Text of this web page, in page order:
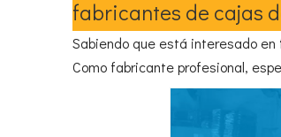
fabricantes de cajas
Sabiendo que está interesado en
Como fabricante profesional,